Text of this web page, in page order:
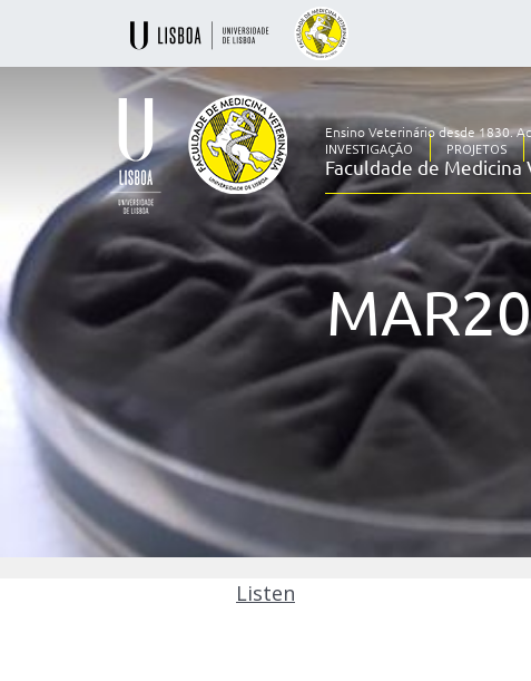
Ensino
Veterinário
desde
1830
Faculdade
Ensino Veterinário desde 1830.
Faculdade de
INVESTIGAÇÃO PROJETOS
Listen